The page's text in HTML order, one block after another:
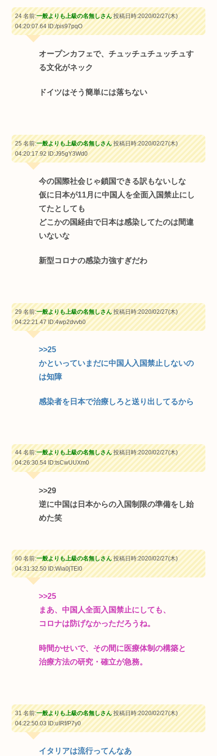
24 名前:一般よりも上級の名無しさん投稿日時:2020/02/27(木)
04:20:07.64ID:/pis97pqO
オープンカフェで、チュッチュチュッチュす
る文化がネック
ドイツはそう簡単には落ちない
25 名前:一般よりも上級の名無しさん投稿日時:2020/02/27(木)
04:20:17.92ID:J95gY3Wd0
今の国際社会じゃ鎖国できる訳もないしな
仮に日本が11月に中国人を全面入国禁止にし
てたとしても
どこかの国経由で日本は感染してたのは間違
いないな
新型コロナの感染力強すぎだわ
29 名前:一般よりも上級の名無しさん投稿日時:2020/02/27(木)
04:22:21.47ID:4wp2dvvb0
>>25
かといっていまだに中国人入国禁止しないの
は知障
感染者を日本で治療しろと送り出してるから
44 名前:一般よりも上級の名無しさん投稿日時:2020/02/27(木)
04:26:30.54ID:tsCwUUXm0
>>29
逆に中国は日本からの入国制限の準備をし始
めた笑
60 名前:一般よりも上級の名無しさん投稿日時:2020/02/27(木)
04:31:32.50ID:Wia0jTEl0
>>25
まあ、中国人全面入国禁止にしても、
コロナは防げなかっただろうね。
時間かせいで、その間に医療体制の構築と
治療方法の研究・確立が急務。
31 名前:一般よりも上級の名無しさん投稿日時:2020/02/27(木)
04:22:50.03ID:uIRf/P7y0
イタリアは流行ってんなあ